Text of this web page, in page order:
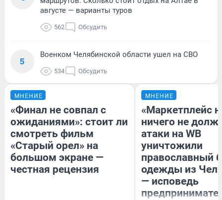
августе — варианты туров
562 Обсудить
5
Военком Челябинской области ушел на СВО
534 Обсудить
МНЕНИЕ
«Финал не совпал с
ожиданиями»: стоит ли
смотреть фильм
«Старый орел» на
большом экране —
честная рецензия
МНЕНИЕ
«Маркетплейс
ничего не
атаки на WB
уничтожили
православный
одежды из
— исповедь